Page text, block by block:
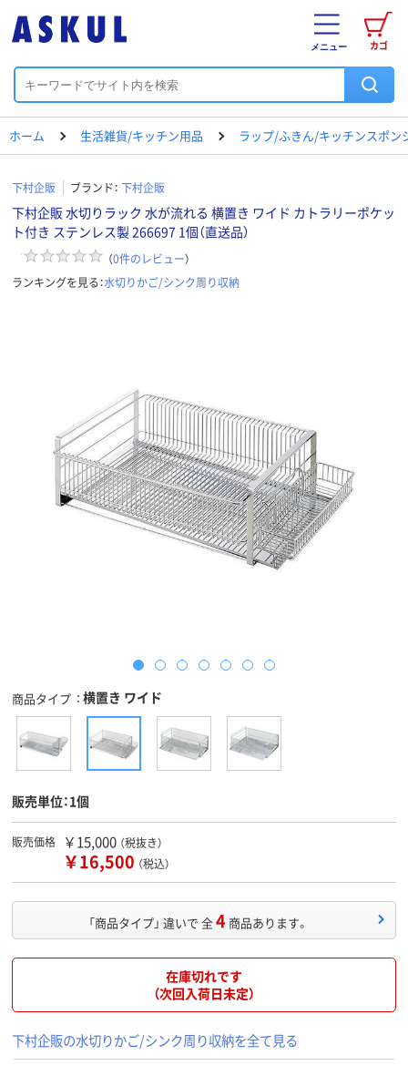
カゴ
メニュー
ホーム 生活雑貨/キッチン用品 ラップ/ふきん/キッチンスポン
下村企販 ブランド： 下村企販
下村企販 水切りラック 水が流れる 横置き ワイド カトラリーポケッ
ト付き ステンレス製 266697 1個（直送品）
（0件のレビュー）
ランキングを見る：水切りかご/シンク周り収納
商品タイプ 横置き ワイド
販売単位：1個
販売価格 ￥15,000 （税抜き）
￥16,500 （税込）
「商品タイプ」 違いで 全4 商品あります。
在庫切れです
（次回入荷日未定）
下村企販の水切りかご/シンク周り収納を全て見る